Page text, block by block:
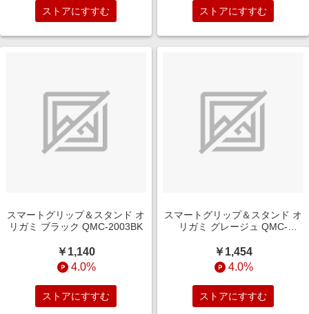
ストアにすすむ ストアにすすむ
スマートグリップ＆スタンド オ
リガミ ブラック QMC-2003BK
￥1,140
4.0%
ストアにすすむ
スマートグリップ＆スタンド オ
リガミ グレージュ QMC-
￥1,454
4.0%
ストアにすすむ